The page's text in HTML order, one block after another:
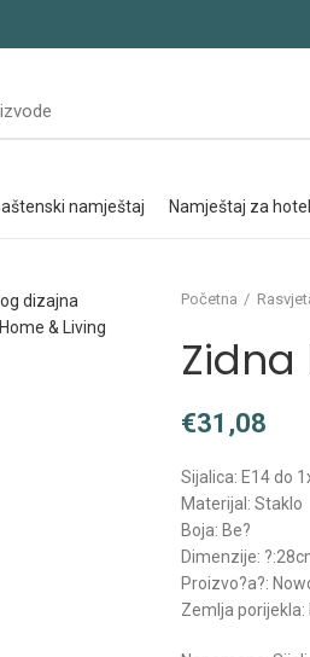
baštenski namještaj namještaj za
Početna
Zidna
€
Sijalica: E14 do
Materijal: Staklo
Boja: Be?
Dimenzije:
Proizvo?a?:
Zemlja porijekla: